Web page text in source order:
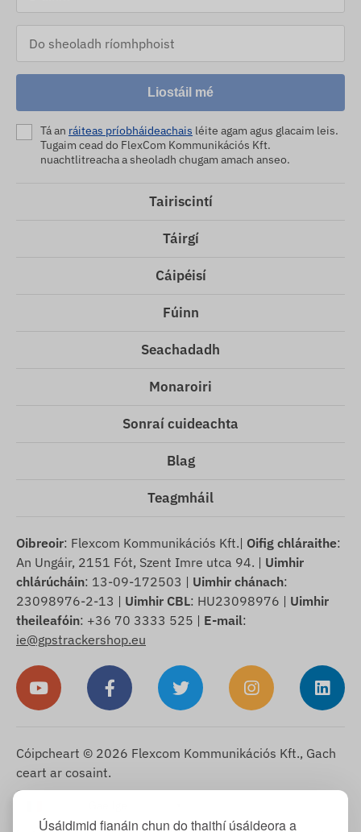
Úsáidimid fianáin chun do thaithí úsáideora a
Liostáil mé
Tá an ráiteas príobháideachais léite agam agus glacaim leis.
Tugaim cead do FlexCom Kommunikációs Kft.
nuachtlitreacha a sheoladh chugam amach anseo.
Tairiscintí
Táirgí
Cáipéisí
Fúinn
Seachadadh
Monaroiri
Sonraí cuideachta
Blag
Teagmháil
Oibreoir: Flexcom Kommunikációs Kft.| Oifig chláraithe:
An Ungáir, 2151 Fót, Szent Imre utca 94. | Uimhir
chlárúcháin: 13-09-172503 | Uimhir chánach:
23098976-2-13 | Uimhir CBL: HU23098976 | Uimhir
theileafóin: +36 70 3333 525 | E-mail:
ie@gpstrackershop.eu
Cóipcheart © 2026 Flexcom Kommunikációs Kft., Gach
ceart ar cosaint.